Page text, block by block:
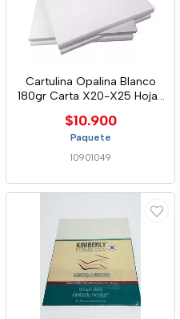
Cartulina Opalina Blanco
180gr Carta X20-X25 Hojas
$10.900
Paquete
10901049